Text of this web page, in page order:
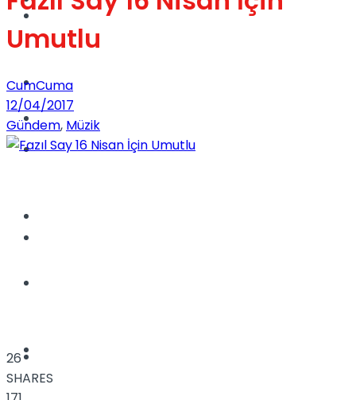
Kadınca
Dünya
Türkiye
Müzik
Umutlu
CumCuma
12/04/2017
Gündem, Müzik
26
SHARES